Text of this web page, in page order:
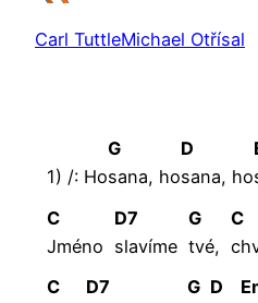
Carl TuttleMichael Otřísal
1) /: Ho
G
sana, ho
D
sana, ho
C
Jméno
D7
slavíme
G
tvé,
C
C
D7
G D